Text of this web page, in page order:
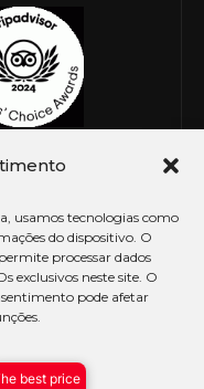
usamos tecnologias como
do dispositivo. O
processar dados
exclusivos neste site. O
pode afetar
os direitos
best price